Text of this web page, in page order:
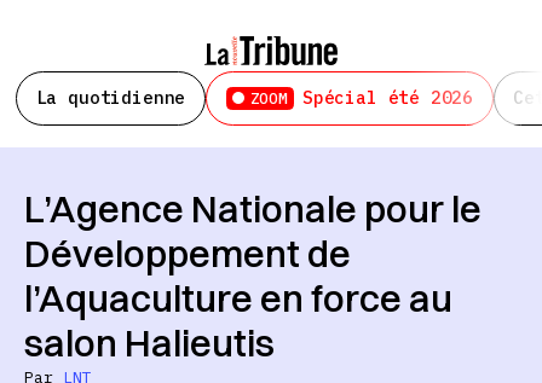
La quotidienne ZOOM Spécial été 2026
L’Agence Nationale pour le
Développement de
l’Aquaculture en force au
salon Halieutis
Par LNT